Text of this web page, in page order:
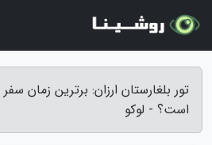
تور بلغارستان ارزان: برترین زمان
است؟ - لوکو